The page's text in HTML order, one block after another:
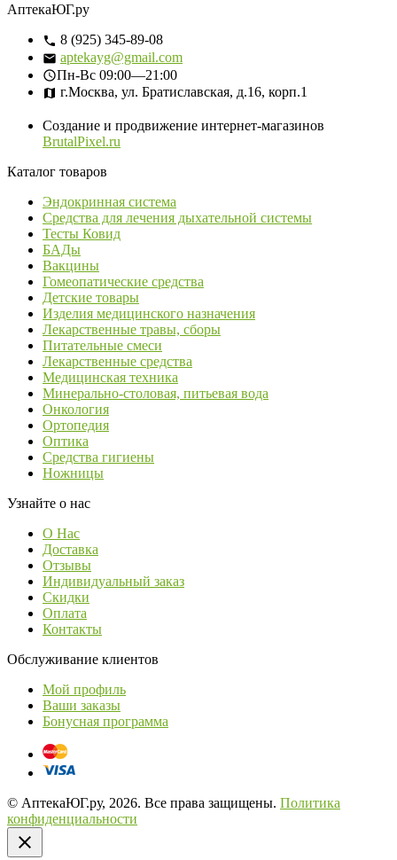
АптекаЮГ.ру
8 (925) 345-89-08
aptekayg@gmail.com
Пн-Вс 09:00—21:00
г.Москва, ул. Братиславская, д.16, корп.1
Создание и продвижение интернет-магазинов
BrutalPixel.ru
Каталог товаров
Эндокринная система
Средства для лечения дыхательной системы
Тесты Ковид
БАДы
Вакцины
Гомеопатические средства
Детские товары
Изделия медицинского назначения
Лекарственные травы, сборы
Питательные смеси
Лекарственные средства
Медицинская техника
Минерально-столовая, питьевая вода
Онкология
Ортопедия
Оптика
Средства гигиены
Ножницы
Узнайте о нас
О Нас
Доставка
Отзывы
Индивидуальный заказ
Скидки
Оплата
Контакты
Обслуживание клиентов
Мой профиль
Ваши заказы
Бонусная программа
© АптекаЮГ.ру, 2026. Все права защищены. Политика
конфиденциальности